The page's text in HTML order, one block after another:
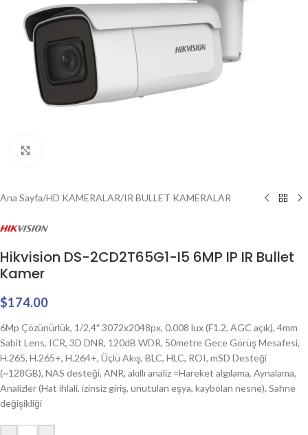
Ana Sayfa/HD KAMERALAR/IR BULLET KAMERALAR
Hikvision DS-2CD2T65G1-I5 6MP IP IR Bullet
Kamer
$174.00
6Mp Çözünürlük, 1/2,4″ 3072x2048px, 0.008 lux (F1.2, AGC açık), 4mm
Sabit Lens, ICR, 3D DNR, 120dB WDR, 50metre Gece Görüş Mesafesi,
H.265, H.265+, H.264+, Üçlü Akış, BLC, HLC, ROI, mSD Desteği
(~128GB), NAS desteği, ANR, akıllı analiz =Hareket algılama, Aynalama,
Analizler (Hat ihlali, izinsiz giriş, unutulan eşya, kaybolan nesne), Sahne
değişikliği